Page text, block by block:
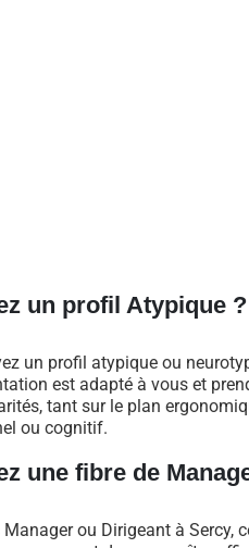
un profil Atypique ?
un profil atypique ou
est adapté à vous et
tant sur le plan
ou cognitif.
une fibre de
ou Dirigeant à Sercy,